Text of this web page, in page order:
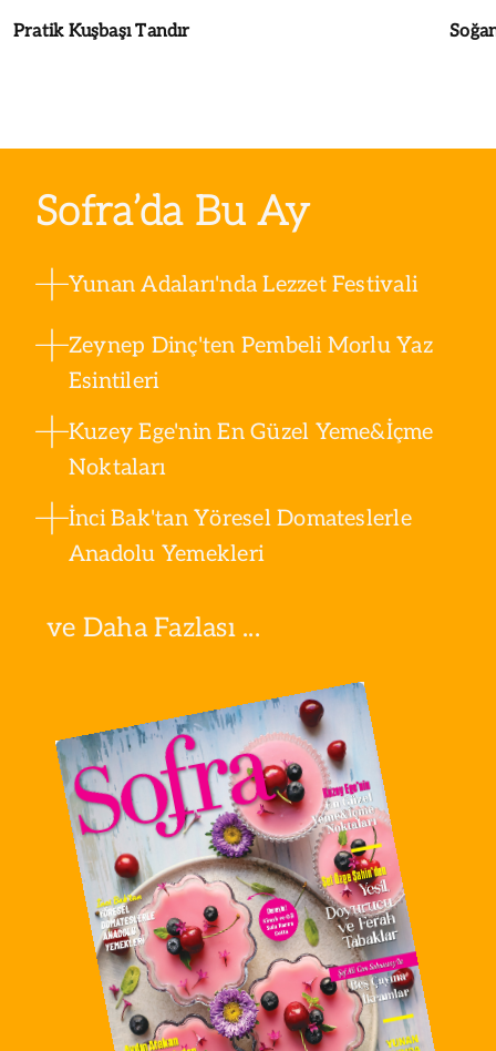
Pratik Kuşbaşı Tandır
Sofra’da Bu Ay
Yunan Adaları'nda Lezzet Festivali
Zeynep Dinç'ten Pembeli Morlu Yaz
Esintileri
Kuzey Ege'nin En Güzel Yeme&İçme
Noktaları
İnci Bak'tan Yöresel Domateslerle
Anadolu Yemekleri
ve Daha Fazlası ...